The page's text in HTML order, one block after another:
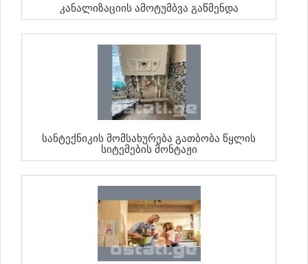
Კანალიზაციის Ამოტუმბვა Გაწმენდა
Სანტექნიკის Მომსახურება Გათბობა Წყლის
Სიტემების Მონტაჟი